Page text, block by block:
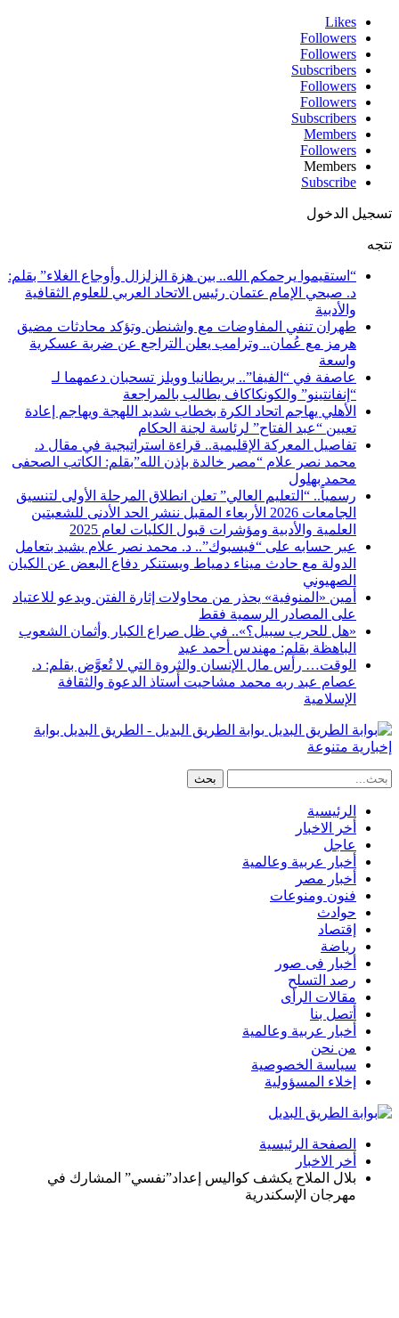
Likes
Followers
Followers
Subscribers
Followers
Followers
Subscribers
Members
Followers
Members
Subscribe
تسجيل الدخول
تتجه
“استقيموا يرحمكم الله.. بين هزة الزلزال وأوجاع الغلاء” بقلم:
د. صبحي الإمام عتمان رئيس الاتحاد العربي للعلوم الثقافية
والأدبية
طهران تنفي المفاوضات مع واشنطن وتؤكد محادثات مضيق
هرمز مع عُمان.. وترامب يعلن التراجع عن ضربة عسكرية
واسعة
عاصفة في “الفيفا”.. بريطانيا وويلز تسحبان دعمهما لـ
“إنفانتينو” والكونكاكاف يطالب بالمراجعة
الأهلي يهاجم اتحاد الكرة بخطاب شديد اللهجة ويهاجم إعادة
تعيين “عبد الفتاح” لرئاسة لجنة الحكام
تفاصيل المعركة الإقليمية.. قراءة استراتيجية في مقال د.
محمد نصر علام “مصر خالدة بإذن الله”بقلم: الكاتب الصحفى
محمد بهلول
رسمياً.. “التعليم العالي” تعلن انطلاق المرحلة الأولى لتنسيق
الجامعات 2026 الأربعاء المقبل ننشر الحد الأدنى للشعبتين
العلمية والأدبية ومؤشرات قبول الكليات لعام 2025
عبر حسابه على “فيسبوك”.. د. محمد نصر علام يشيد بتعامل
الدولة مع حادث ميناء دمياط ويستنكر دفاع البعض عن الكيان
الصهيوني
أمين «المنوفية» يحذر من محاولات إثارة الفتن ويدعو للاعتياد
على المصادر الرسمية فقط
«هل للحرب سبيل؟».. في ظل صراع الكبار وأثمان الشعوب
الباهظة بقلم: مهندس أحمد عيد
الوقت… رأس مال الإنسان والثروة التي لا تُعوَّض بقلم: د.
عصام عبد ربه محمد مشاحيت أستاذ الدعوة والثقافة
الإسلامية
بوابة الطريق البديل - الطريق البديل بوابة
إخبارية متنوعة
الرئيسية
أخر الاخبار
عاجل
أخبار عربية وعالمية
أخبار مصر
فنون ومنوعات
حوادث
إقتصاد
رياضة
أخبار فى صور
رصد التسلح
مقالات الرأى
أتصل بنا
أخبار عربية وعالمية
من نحن
سياسة الخصوصية
إخلاء المسؤولية
الصفحة الرئيسية
أخر الاخبار
بلال الملاح يكشف كواليس إعداد”نفسي” المشارك في
مهرجان الإسكندرية